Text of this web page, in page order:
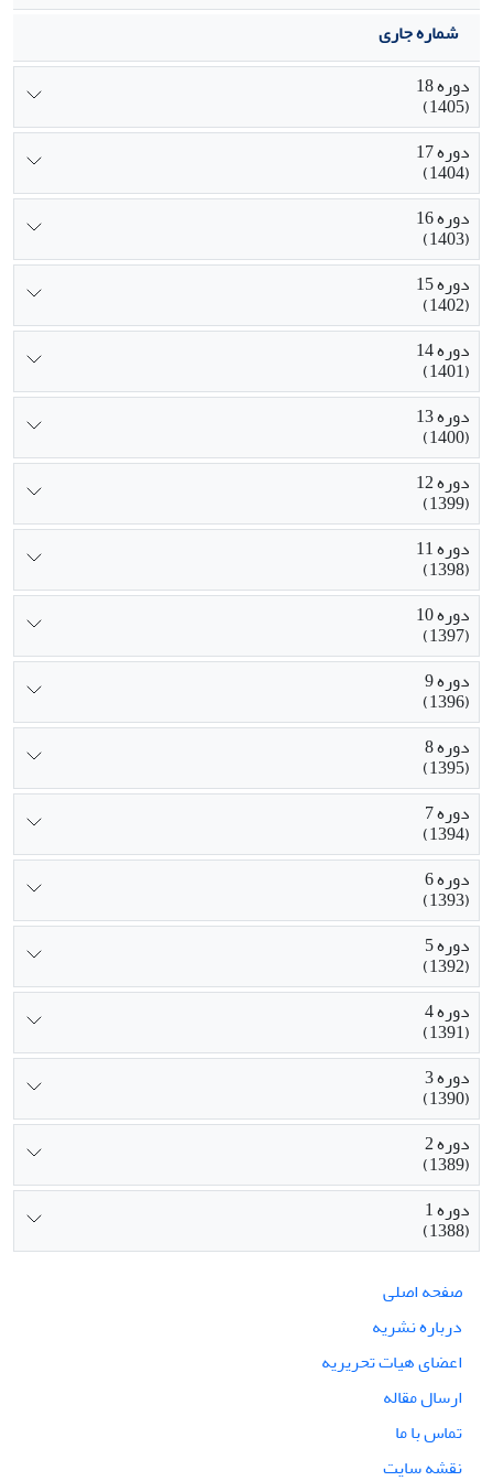
شماره جاری
دوره 18
(1405)
دوره 17
(1404)
دوره 16
(1403)
دوره 15
(1402)
دوره 14
(1401)
دوره 13
(1400)
دوره 12
(1399)
دوره 11
(1398)
دوره 10
(1397)
دوره 9
(1396)
دوره 8
(1395)
دوره 7
(1394)
دوره 6
(1393)
دوره 5
(1392)
دوره 4
(1391)
دوره 3
(1390)
دوره 2
(1389)
دوره 1
(1388)
صفحه اصلی
درباره نشریه
اعضای هیات تحریریه
ارسال مقاله
تماس با ما
نقشه سایت